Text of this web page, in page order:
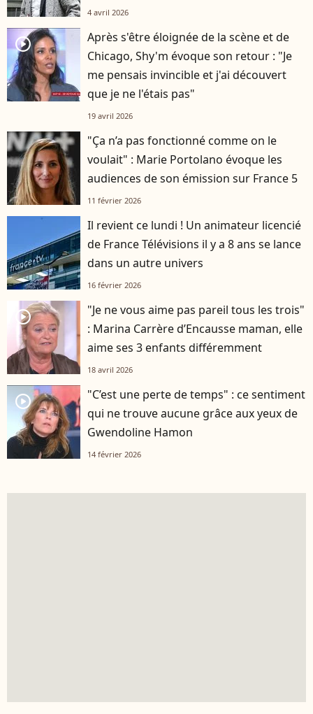
4 avril 2026
player2
Après s'être éloignée de la scène et de
Chicago, Shy'm évoque son retour : "Je
me pensais invincible et j'ai découvert
que je ne l'étais pas"
19 avril 2026
"Ça n’a pas fonctionné comme on le
voulait" : Marie Portolano évoque les
audiences de son émission sur France 5
11 février 2026
Il revient ce lundi ! Un animateur licencié
de France Télévisions il y a 8 ans se lance
dans un autre univers
16 février 2026
player2
"Je ne vous aime pas pareil tous les trois"
: Marina Carrère d’Encausse maman, elle
aime ses 3 enfants différemment
18 avril 2026
player2
"C’est une perte de temps" : ce sentiment
qui ne trouve aucune grâce aux yeux de
Gwendoline Hamon
14 février 2026